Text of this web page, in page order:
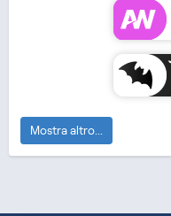
Haikyuu!!: To the Top 2
Mostra altro...